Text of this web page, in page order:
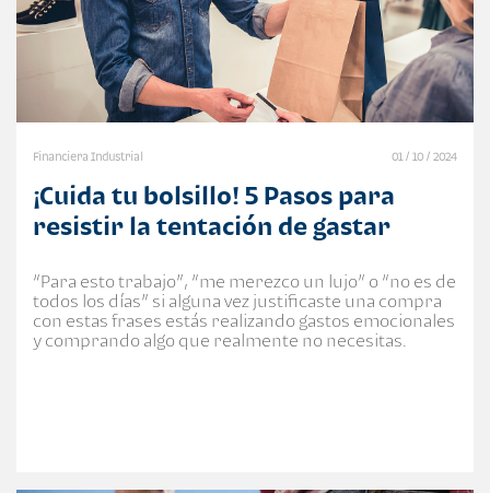
Financiera Industrial 01 / 10 / 2024
¡Cuida tu bolsillo! 5 Pasos para
resistir la tentación de gastar
“Para esto trabajo”, “me merezco un lujo” o “no es de
todos los días” si alguna vez justificaste una compra
con estas frases estás realizando gastos emocionales
y comprando algo que realmente no necesitas.